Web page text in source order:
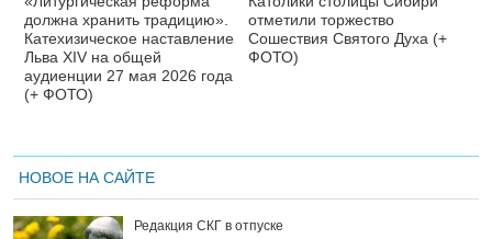
должна хранить традицию».
Катехизическое наставление
Льва XIV на общей
аудиенции 27 мая 2026 года
(+ ФОТО)
отметили торжество
Сошествия Святого Духа (+
ФОТО)
НОВОЕ НА САЙТЕ
Редакция СКГ в отпуске